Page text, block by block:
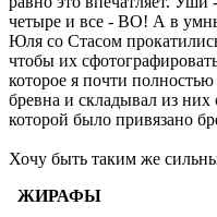
четыре и все - ВО! А в
Юля со Стасом
чтобы их
которое я почти
бревна и складывал из них
которой было привязано
Хочу быть таким же
ЖИРАФЫ